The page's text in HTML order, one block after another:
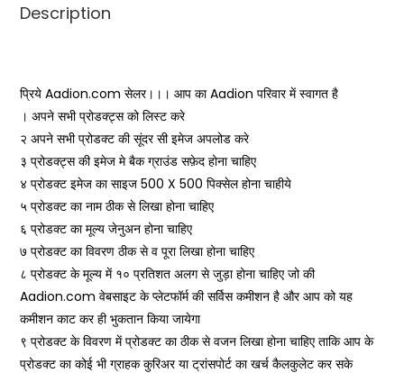
Description
प्रियेAadion.comसेलर।।। आप काAadionपरिवार में स्वागत है
। अपने सभी प्रोडक्ट्स को लिस्ट करे
२ अपने सभी प्रोडक्ट की सूंदर सी इमेज अपलोड करे
३ प्रोडक्ट्स की इमेज मे बैक ग्राउंड सफ़ेद होना चाहिए
४ प्रोडक्ट इमेज का साइज500 X 500पिक्सेल होना चाहीये
५ प्रोडक्ट का नाम ठीक से लिखा होना चाहिए
६ प्रोडक्ट का मूल्य जेनुअन होना चाहिए
७ प्रोडक्ट का विवरण ठीक से व पूरा लिखा होना चाहिए
८ प्रोडक्ट के मूल्य में १० प्रतिशत अलग से जुड़ा होना चाहिए जो की
Aadion.comवेबसाइट के प्लेटफॉर्म की सर्विस कमीशन है और आप को यह
कमीशन काट कर ही भुकतान किया जायेगा
९ प्रोडक्ट के विवरण में प्रोडक्ट का ठीक से वजन लिखा होना चाहिए ताकि आप के
प्रोडक्ट का कोई भी ग्राहक कुरिअर या ट्रांसपोर्ट का खर्च कैलकुलेट कर सके